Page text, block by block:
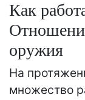
Как
оружия
На
множество